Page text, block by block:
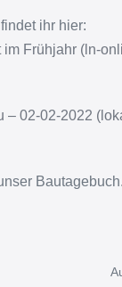
ihr hier:
Frühjahr (ln-
– 02-02-2022